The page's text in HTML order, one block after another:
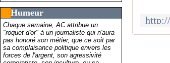
Humeur
Chaque semaine, AC attribue un
"roquet d'or" à un journaliste qui n'aura
pas honoré son métier, que ce soit par
sa complaisance politique envers les
forces de l'argent, son agressivité